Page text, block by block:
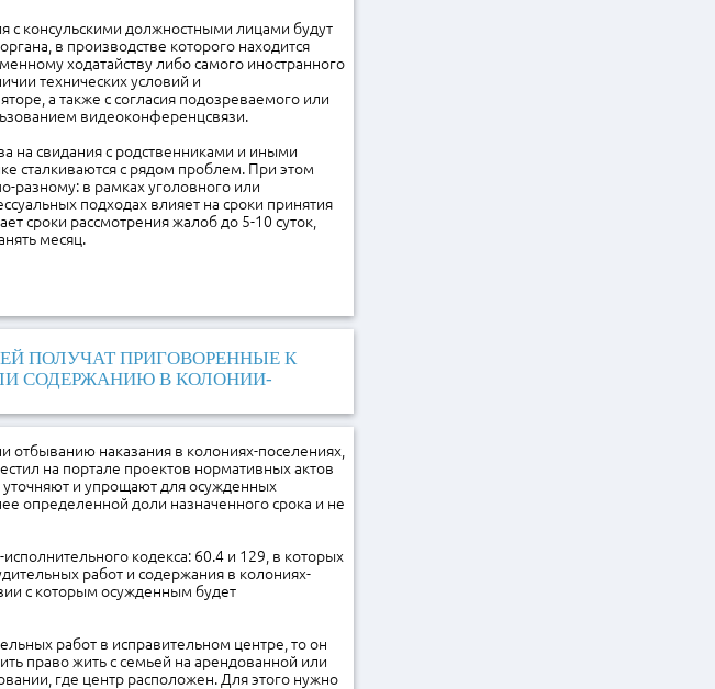
с консульскими должностными лицами будут
в производстве которого находится
ходатайству либо самого иностранного
технических условий и
а также с согласия подозреваемого или
видеоконференцсвязи.
на свидания с родственниками и иными
сталкиваются с рядом проблем. При этом
разному: в рамках уголовного или
подходах влияет на сроки принятия
сроки рассмотрения жалоб до 5-10 суток,
месяц.
ПОЛУЧАТ ПРИГОВОРЕННЫЕ К
СОДЕРЖАНИЮ В КОЛОНИИ-
наказания в колониях-поселениях,
на портале проектов нормативных актов
и упрощают для осужденных
определенной доли назначенного срока и не
кодекса: 60.4 и 129, в которых
работ и содержания в колониях-
с которым осужденным будет
работ в исправительном центре, то он
право жить с семьей на арендованной или
где центр расположен. Для этого нужно